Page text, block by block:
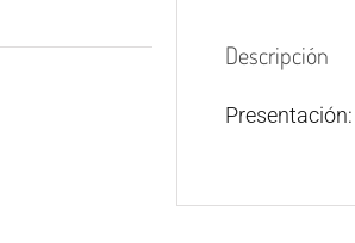
Descripción
Presentación: